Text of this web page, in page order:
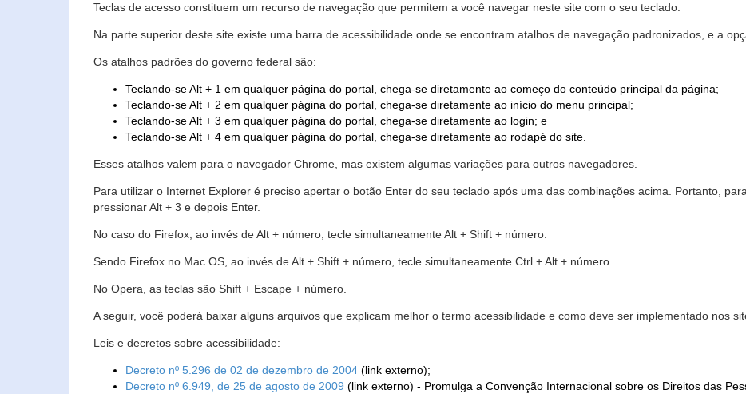
Teclas de acesso constituem um recurso de navegação que permitem a você navegar neste site com o seu teclado.
Na parte superior deste site existe uma barra de acessibilidade onde se encontram atalhos de navegação padronizados, e a
Os atalhos padrões do governo federal são:
Teclando-se Alt + 1 em qualquer página do portal, chega-se diretamente ao começo do conteúdo principal da página;
Teclando-se Alt + 2 em qualquer página do portal, chega-se diretamente ao início do menu principal;
Teclando-se Alt + 3 em qualquer página do portal, chega-se diretamente ao login; e
Teclando-se Alt + 4 em qualquer página do portal, chega-se diretamente ao rodapé do site.
Esses atalhos valem para o navegador Chrome, mas existem algumas variações para outros navegadores.
Para utilizar o Internet Explorer é preciso apertar o botão Enter do seu teclado após uma das combinações acima. Portanto,
pressionar Alt + 3 e depois Enter.
No caso do Firefox, ao invés de Alt + número, tecle simultaneamente Alt + Shift + número.
Sendo Firefox no Mac OS, ao invés de Alt + Shift + número, tecle simultaneamente Ctrl + Alt + número.
No Opera, as teclas são Shift + Escape + número.
A seguir, você poderá baixar alguns arquivos que explicam melhor o termo acessibilidade e como deve ser implementado nos
Leis e decretos sobre acessibilidade:
Decreto nº 5.296 de 02 de dezembro de 2004 (link externo);
Decreto nº 6.949, de 25 de agosto de 2009 (link externo) - Promulga a Convenção Internacional sobre os Direitos das